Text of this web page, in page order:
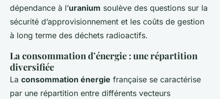
dépendance à l’uranium soulève des questions sur la
sécurité d’approvisionnement et les coûts de gestion
à long terme des déchets radioactifs.
La consommation d’énergie : une répartition
diversifiée
La consommation énergie française se caractérise
par une répartition entre différents vecteurs